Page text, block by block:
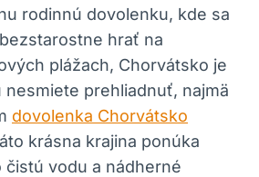
rodinnú dovolenku, kde sa
hrať na
plážach, Chorvátsko je
nesmiete prehliadnuť, najmä
dovolenka Chorvátsko
krásna krajina ponúka
vodu a nádherné